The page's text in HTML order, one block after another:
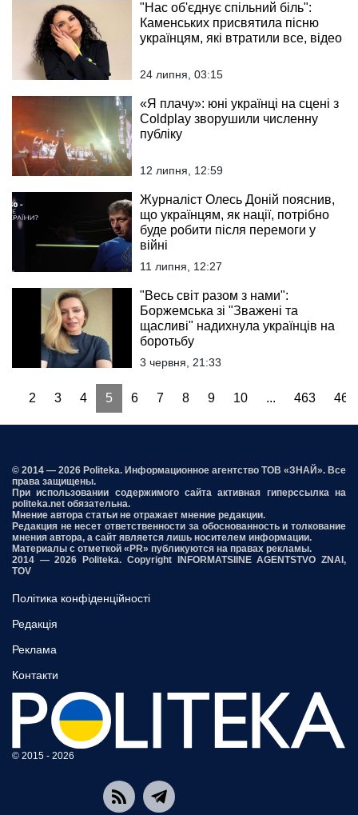
"Нас об'єднує спільний біль":
Каменських присвятила пісню
українцям, які втратили все, відео
24 липня, 03:15
«Я плачу»: юні українці на сцені з
Coldplay зворушили численну
публіку
12 липня, 12:59
Журналіст Олесь Доній пояснив,
що українцям, як нації, потрібно
буде робити після перемоги у
війні
11 липня, 12:27
"Весь світ разом з нами":
Боржемська зі "Зважені та
щасливі" надихнула українців на
боротьбу
3 червня, 21:33
2 3 4 5 6 7 8 9 10 ... 463 464
© 2014 — 2026 Politeka. Информационное агентство ТОВ «ЗНАЙ». Все
права защищены.
При использовании содержимого сайта активная гиперссылка на
politeka.net обязательна.
Мнение автора статьи не отражает мнение редакции.
Редакция не несет ответственности за обоснованность и толкование
мнения автора, а сайт является лишь носителем информации.
Материалы с отметкой «PR» публикуются на правах рекламы.
2014 — 2026 Politeka. Copyright INFORMATSIINE AGENTSTVO ZNAI,
TOV
Політика конфіденційності
Редакція
Реклама
Контакти
© 2015 - 2026